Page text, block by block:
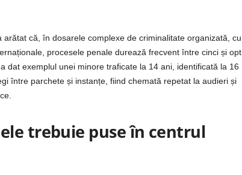
arătat că, în dosarele complexe de criminalitate organizată, cu
procesele penale durează frecvent între cinci și opt
dat exemplul unei minore traficate la 14 ani, identificată la 16
între parchete și instanțe, fiind chemată repetat la audieri și
trebuie puse în centrul